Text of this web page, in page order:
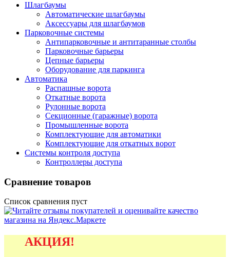
Шлагбаумы
Автоматические шлагбаумы
Аксессуары для шлагбаумов
Парковочные системы
Антипарковочные и антитаранные столбы
Парковочные барьеры
Цепные барьеры
Оборудование для паркинга
Автоматика
Распашные ворота
Откатные ворота
Рулонные ворота
Секционные (гаражные) ворота
Промышленные ворота
Комплектующие для автоматики
Комплектующие для откатных ворот
Системы контроля доступа
Контроллеры доступа
Сравнение товаров
Список сравнения пуст
АКЦИЯ!